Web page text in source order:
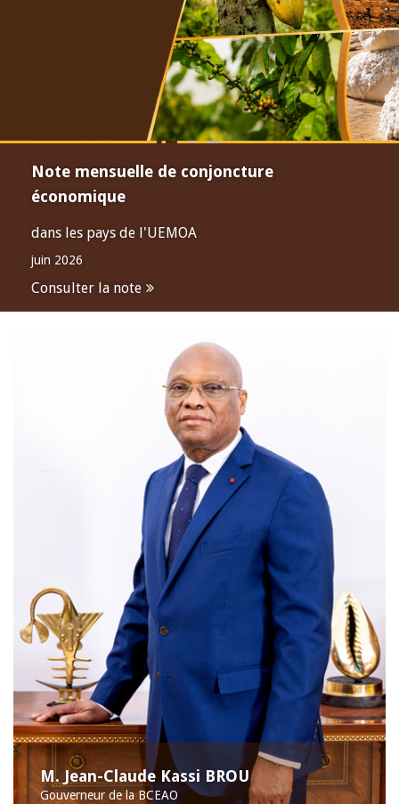
Note mensuelle de conjoncture
économique
dans les pays de l'UEMOA
juin 2026
Consulter la note
M. Jean-Claude Kassi BROU
Gouverneur de la BCEAO